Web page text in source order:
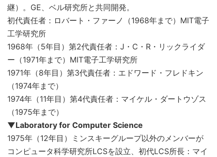
継）。GE、ベル研究所と共同開発。
初代責任者：ロバート・ファーノ（1968年まで）MIT電子
工学研究所
1968年（5年目）第2代責任者：J・C・R・リックライダ
ー（1971年まで）MIT電子工学研究所
1971年（8年目）第3代責任者：エドワード・フレドキン
（1974年まで）
1974年（11年目）第4代責任者：マイケル・ダートウゾス
（1975年まで）
▼Laboratory for Computer Science
1975年（12年目）ミンスキーグループ以外のメンバーが
コンピュータ科学研究所LCSを設立、初代LCS所長：マイ